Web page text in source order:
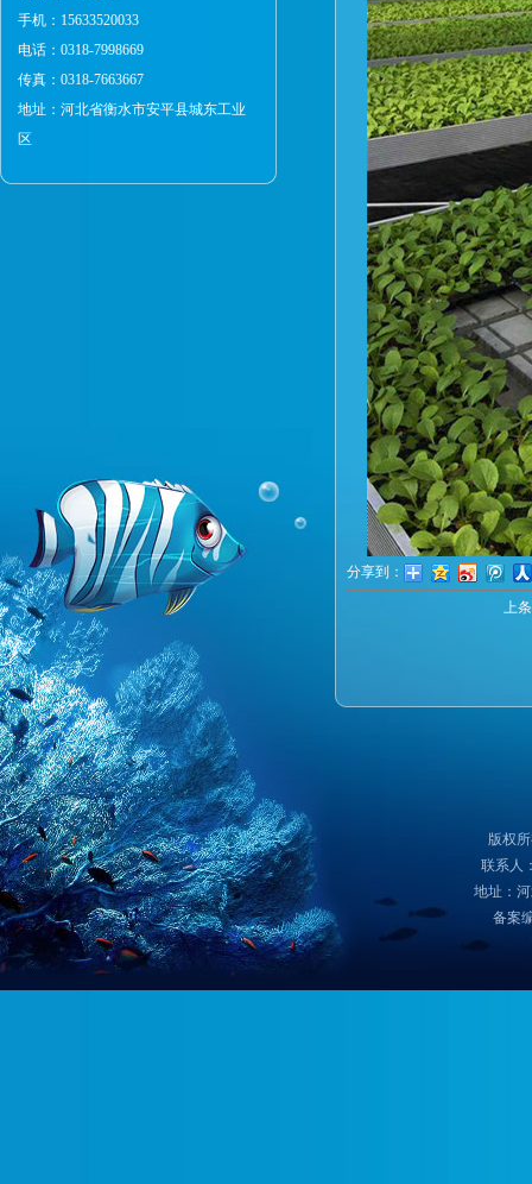
手机：15633520033
电话：0318-7998669
传真：0318-7663667
地址：河北省衡水市安平县城东工业
区
分享到：
上
版权
联系人
地址：
备案